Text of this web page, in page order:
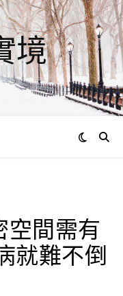
境
空間需有
就難不倒
0